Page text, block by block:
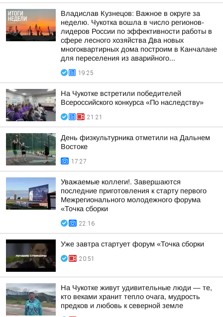
Владислав Кузнецов: Важное в округе за
неделю. Чукотка вошла в число регионов-
лидеров России по эффективности работы в
сфере лесного хозяйства Два новых
многоквартирных дома построим в Канчалане
для переселения из аварийного...
19:25
На Чукотке встретили победителей
Всероссийского конкурса «По наследству»
21:21
День физкультурника отметили на Дальнем
Востоке
17:27
Уважаемые коллеги!. Завершаются
последние приготовления к старту первого
Межрегионального молодежного форума
«Точка сборки
22:16
Уже завтра стартует форум «Точка сборки
20:51
На Чукотке живут удивительные люди — те,
кто веками хранит тепло очага, мудрость
предков и любовь к северной земле